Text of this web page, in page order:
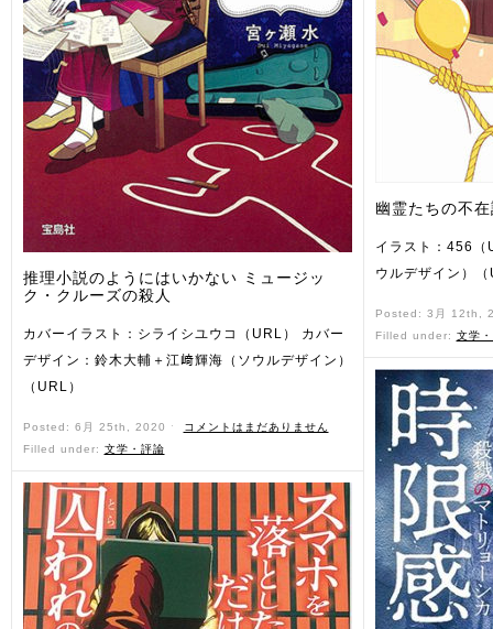
推理小説のようにはいかない ミュージッ
ク・クルーズの殺人
カバーイラスト：シライシユウコ（URL） カバー
デザイン：鈴木大輔＋江﨑輝海（ソウルデザイン）
（URL）
Posted: 6月 25th, 2020 ˑ
コメントはまだありません
Filled under: 文学・評論
幽霊たちの不
イラスト：456（
ウルデザイン）
Posted: 3月 12th,
Filled under: 文学